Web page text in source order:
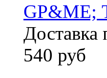
GP&ME;
540 руб